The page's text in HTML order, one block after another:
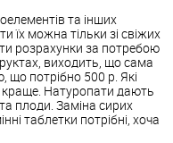
та інших
їх можна тільки зі свіжих
розрахунки за потребою
виходить, що сама
що потрібно 500 р. Які
краще. Натуропати дають
плоди. Заміна сирих
таблетки потрібні, хоча